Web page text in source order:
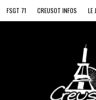
FSGT 71 CREUSOT INFOS LE